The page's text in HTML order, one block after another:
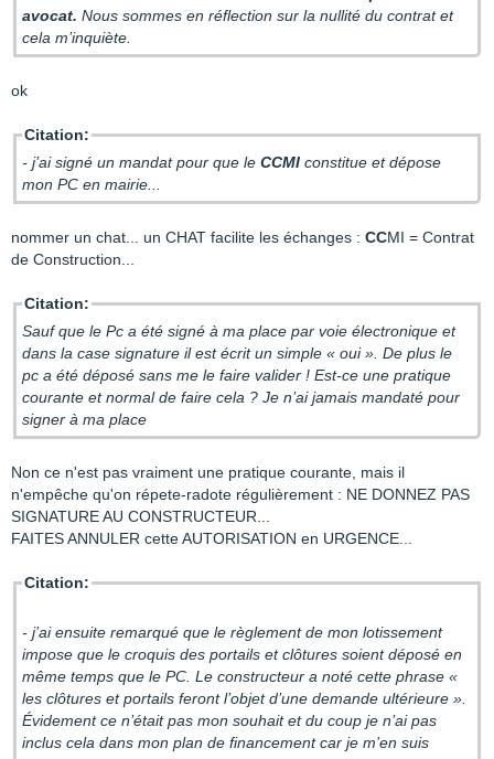
avocat. Nous sommes en réflection sur la nullité du contrat et
cela m’inquiète.
ok
Citation:
- j’ai signé un mandat pour que le CCMI constitue et dépose
mon PC en mairie...
nommer un chat... un CHAT facilite les échanges : CCMI = Contrat
de Construction...
Citation:
Sauf que le Pc a été signé à ma place par voie électronique et
dans la case signature il est écrit un simple « oui ». De plus le
pc a été déposé sans me le faire valider ! Est-ce une pratique
courante et normal de faire cela ? Je n’ai jamais mandaté pour
signer à ma place
Non ce n'est pas vraiment une pratique courante, mais il
n'empêche qu'on répete-radote régulièrement : NE DONNEZ PAS
SIGNATURE AU CONSTRUCTEUR...
FAITES ANNULER cette AUTORISATION en URGENCE...
Citation:
- j’ai ensuite remarqué que le règlement de mon lotissement
impose que le croquis des portails et clôtures soient déposé en
même temps que le PC. Le constructeur a noté cette phrase «
les clôtures et portails feront l’objet d’une demande ultérieure ».
Évidement ce n’était pas mon souhait et du coup je n’ai pas
inclus cela dans mon plan de financement car je m’en suis